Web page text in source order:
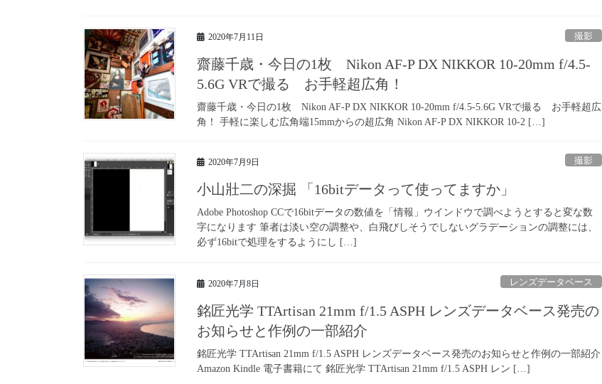
2020年7月11日 撮影
齋藤千歳・今日の1枚 Nikon AF-P DX NIKKOR 10-20mm f/4.5-
5.6G VRで撮る お手軽超広角！
齋藤千歳・今日の1枚 Nikon AF-P DX NIKKOR 10-20mm f/4.5-5.6G VRで撮る お手軽超広
角！ 手軽に楽しむ広角端15mmからの超広角 Nikon AF-P DX NIKKOR 10-2 […]
2020年7月9日 撮影
小山壯二の深掘 「16bitデータって使ってますか」
Adobe Photoshop CCで16bitデータの数値を「情報」ウインドウで調べようとすると変な数
字になります 筆者は淡い空の調整や、白飛びしそうでしないグラデーションの調整には、
必ず16bitで処理をするようにし […]
2020年7月8日 レンズデータベース
銘匠光学 TTArtisan 21mm f/1.5 ASPH レンズデータベース発売の
お知らせと作例の一部紹介
銘匠光学 TTArtisan 21mm f/1.5 ASPH レンズデータベース発売のお知らせと作例の一部紹介
Amazon Kindle 電子書籍にて 銘匠光学 TTArtisan 21mm f/1.5 ASPH レン […]